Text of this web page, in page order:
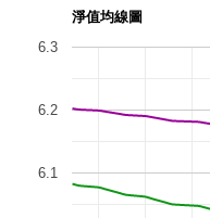
淨值均線圖
6.1
6.2
6.3